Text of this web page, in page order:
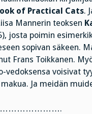
of Practical Cats.
Mannerin teoksen
josta poimin
sopivan säkeen.
Frans Toikkanen.
vedoksensa voisivat
Ja meidän